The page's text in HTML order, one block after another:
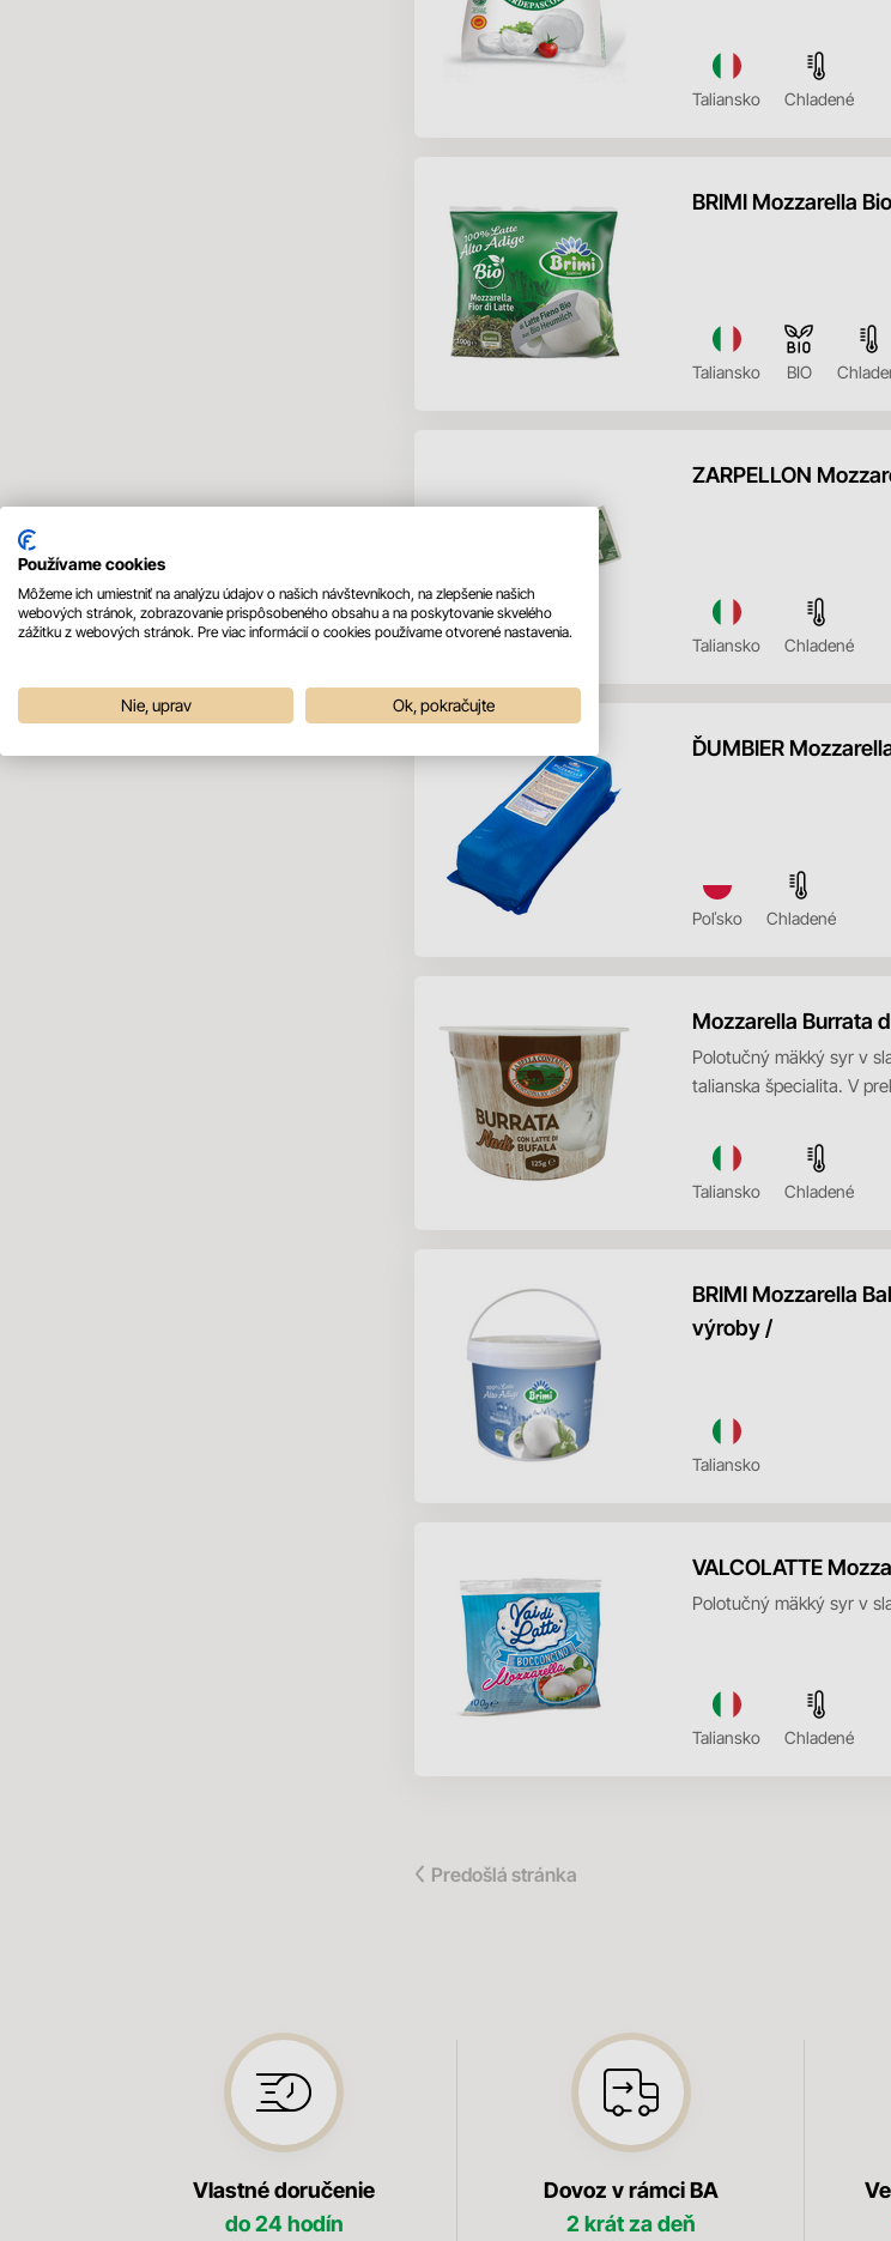
Chladené
Taliansko
BRIMI Mozzarella
BIO
Taliansko
ZARPELLON
Chladené
Taliansko
ĎUMBIER
Chladené
Poľsko
Mozzarella Burrata
Polotučný mäkký syr v
talianska špecialita. V
Chladené
Taliansko
BRIMI Mozzarella
výroby /
Taliansko
VALCOLATTE
Polotučný mäkký syr v
Chladené
Taliansko
Predošlá stránka
Vlastné doručenie
do 24 hodín
Dovoz v rámci BA
2 krát za deň
Používame cookies
Môžeme ich umiestniť na analýzu údajov o našich návštevníkoch, na zlepšenie našich
webových stránok, zobrazovanie prispôsobeného obsahu a na poskytovanie skvelého
zážitku z webových stránok. Pre viac informácií o cookies používame otvorené nastavenia.
Nie, uprav Ok, pokračujte